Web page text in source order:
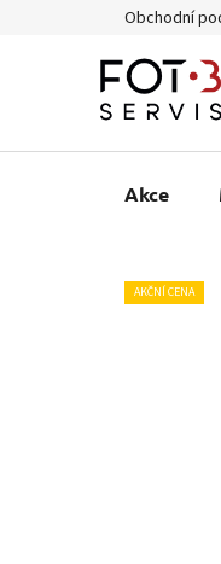
Obchodní
Akce
AKČNÍ CENA